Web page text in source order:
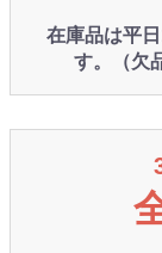
在庫品は平
す。（欠